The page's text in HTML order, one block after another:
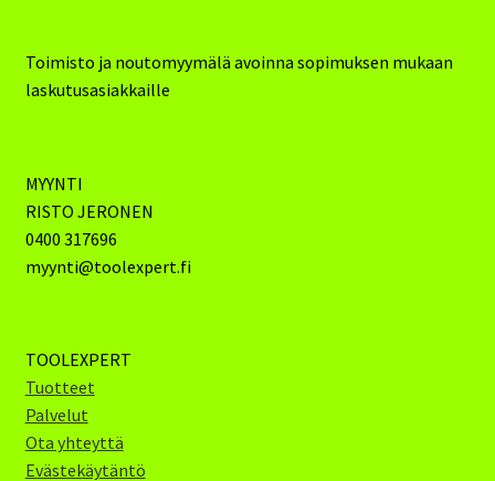
Toimisto ja noutomyymälä avoinna sopimuksen mukaan
laskutusasiakkaille
MYYNTI
RISTO JERONEN
0400 317696
myynti@toolexpert.fi
TOOLEXPERT
Tuotteet
Palvelut
Ota yhteyttä
Evästekäytäntö